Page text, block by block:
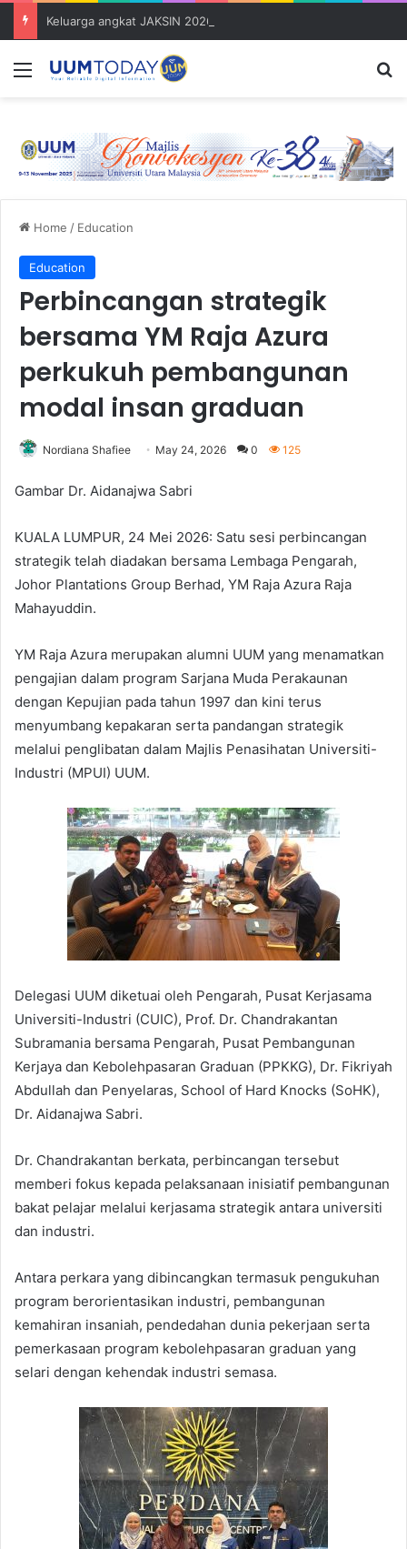
Menu
Home / Education
Education
Perbincangan strategik
bersama YM Raja Azura
perkukuh pembangunan
modal insan graduan
Nordiana Shafiee May 24, 2026 0 125
Gambar Dr. Aidanajwa Sabri
KUALA LUMPUR, 24 Mei 2026: Satu sesi perbincangan
strategik telah diadakan bersama Lembaga Pengarah,
Johor Plantations Group Berhad, YM Raja Azura Raja
Mahayuddin.
YM Raja Azura merupakan alumni UUM yang menamatkan
pengajian dalam program Sarjana Muda Perakaunan
dengan Kepujian pada tahun 1997 dan kini terus
menyumbang kepakaran serta pandangan strategik
melalui penglibatan dalam Majlis Penasihatan Universiti-
Industri (MPUI) UUM.
Delegasi UUM diketuai oleh Pengarah, Pusat Kerjasama
Universiti-Industri (CUIC), Prof. Dr. Chandrakantan
Subramania bersama Pengarah, Pusat Pembangunan
Kerjaya dan Kebolehpasaran Graduan (PPKKG), Dr. Fikriyah
Abdullah dan Penyelaras, School of Hard Knocks (SoHK),
Dr. Aidanajwa Sabri.
Dr. Chandrakantan berkata, perbincangan tersebut
memberi fokus kepada pelaksanaan inisiatif pembangunan
bakat pelajar melalui kerjasama strategik antara universiti
dan industri.
Antara perkara yang dibincangkan termasuk pengukuhan
program berorientasikan industri, pembangunan
kemahiran insaniah, pendedahan dunia pekerjaan serta
pemerkasaan program kebolehpasaran graduan yang
selari dengan kehendak industri semasa.